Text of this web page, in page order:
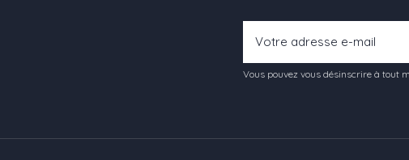
Vous pouvez vous désinscrire à tout